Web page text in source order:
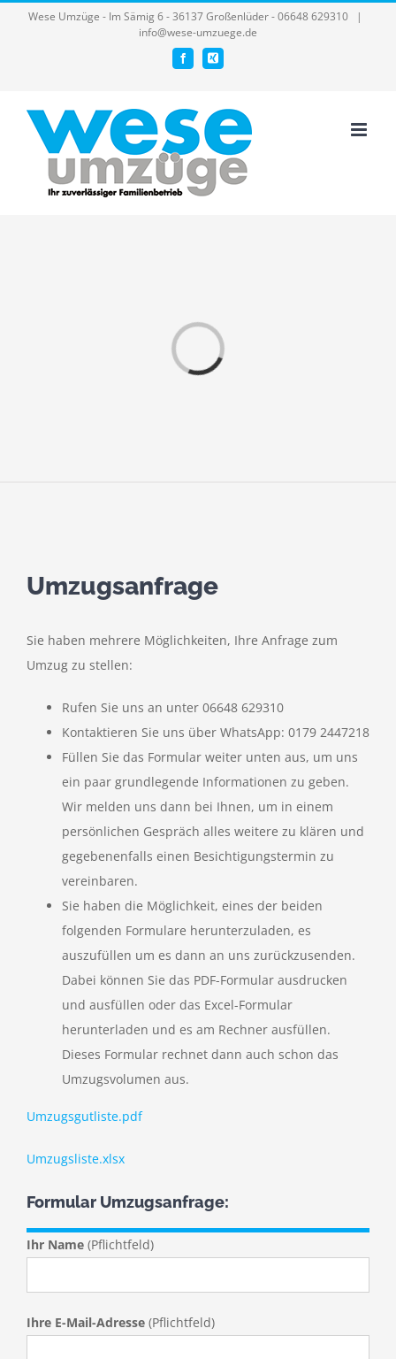
Wese Umzüge - Im Sämig 6 - 36137 Großenlüder - 06648 629310
|
info@wese-umzuege.de
FacebookXing
Laden...
Umzugsanfrage
Sie haben mehrere Möglichkeiten, Ihre Anfrage zum
Umzug zu stellen:
Rufen Sie uns an unter 06648 629310
Kontaktieren Sie uns über WhatsApp: 0179 2447218
Füllen Sie das Formular weiter unten aus, um uns
ein paar grundlegende Informationen zu geben.
Wir melden uns dann bei Ihnen, um in einem
persönlichen Gespräch alles weitere zu klären und
gegebenenfalls einen Besichtigungstermin zu
vereinbaren.
Sie haben die Möglichkeit, eines der beiden
folgenden Formulare herunterzuladen, es
auszufüllen um es dann an uns zurückzusenden.
Dabei können Sie das PDF-Formular ausdrucken
und ausfüllen oder das Excel-Formular
herunterladen und es am Rechner ausfüllen.
Dieses Formular rechnet dann auch schon das
Umzugsvolumen aus.
Umzugsgutliste.pdf
Umzugsliste.xlsx
Formular Umzugsanfrage:
Ihr Name (Pflichtfeld)
Ihre E-Mail-Adresse (Pflichtfeld)